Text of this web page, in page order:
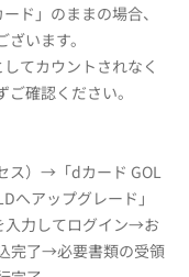
ド」のままの場合、
います。
てカウントされなく
確認ください。
ス）→「dカード GOL
へアップグレード」
力してログイン→お
完了→必要書類の受領